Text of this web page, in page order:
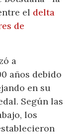
el delta
de
a
años debido
en su
Según las
los